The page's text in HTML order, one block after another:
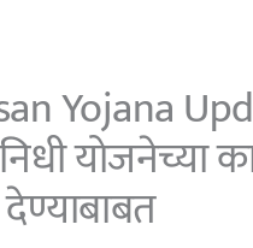
Yojana
योजनेच्या